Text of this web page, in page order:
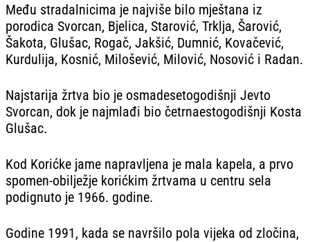
Među stradalnicima je najviše bilo mještana iz
porodica Svorcan, Bjelica, Starović, Trklja, Šarović,
Šakota, Glušac, Rogač, Jakšić, Dumnić, Kovačević,
Kurdulija, Kosnić, Milošević, Milović, Nosović i Radan.
Najstarija žrtva bio je osmadesetogodišnji Jevto
Svorcan, dok je najmlađi bio četrnaestogodišnji Kosta
Glušac.
Kod Korićke jame napravljena je mala kapela, a prvo
spomen-obilježje korićkim žrtvama u centru sela
podignuto je 1966. godine.
Godine 1991, kada se navršilo pola vijeka od zločina,